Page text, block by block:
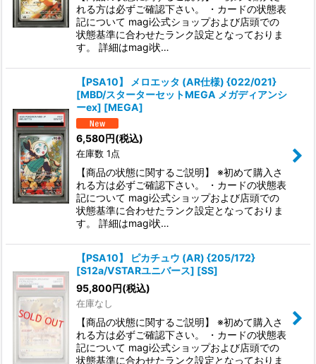
れる方は必ずご確認下さい。 ・カードの状態表
記について magi公式ショップおよび店頭での
状態基準に合わせたランク設定となっておりま
す。 詳細はmagi状…
【PSA10】 メロエッタ (AR仕様) {022/021}
[MBD/スターターセットMEGA メガディアンシ
ーex] [MEGA]
6,580円(税込)
在庫数 1点
【商品の状態に関するご説明】 ※初めて購入さ
れる方は必ずご確認下さい。 ・カードの状態表
記について magi公式ショップおよび店頭での
状態基準に合わせたランク設定となっておりま
す。 詳細はmagi状…
【PSA10】 ピカチュウ (AR) {205/172}
[S12a/VSTARユニバース] [SS]
95,800円(税込)
在庫なし
【商品の状態に関するご説明】 ※初めて購入さ
れる方は必ずご確認下さい。 ・カードの状態表
記について magi公式ショップおよび店頭での
状態基準に合わせたランク設定となっておりま